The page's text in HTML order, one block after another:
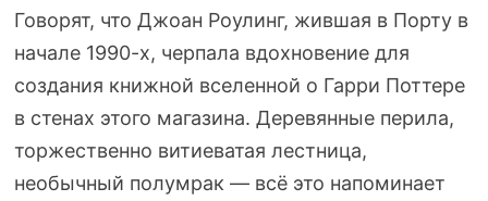
Говорят, что Джоан Роулинг, жившая в Порту в
начале 1990-х, черпала вдохновение для
создания книжной вселенной о Гарри Поттере
в стенах этого магазина. Деревянные перила,
торжественно витиеватая лестница,
необычный полумрак — всё это напоминает